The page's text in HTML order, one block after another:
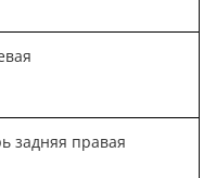
задняя правая